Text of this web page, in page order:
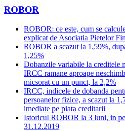
ROBOR
ROBOR: ce este, cum se
explicat de Asociatia Pietelor
ROBOR a scazut la 1,59%,
1,25%
Dobanzile variabile la creditele
IRCC ramane aproape
micsorat cu un punct, la 2,2%
IRCC, indicele de dobanda
persoanelor fizice, a scazut la
imediate pe piata creditarii
Istoricul ROBOR la 3 luni, in
31.12.2019